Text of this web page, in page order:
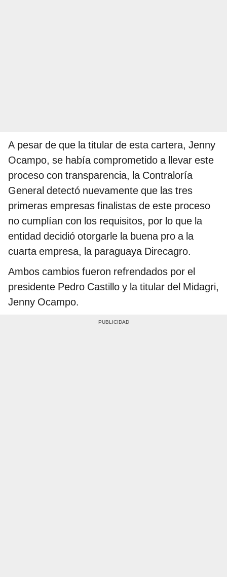
A pesar de que la titular de esta cartera, Jenny
Ocampo, se había comprometido a llevar este
proceso con transparencia, la Contraloría
General detectó nuevamente que las tres
primeras empresas finalistas de este proceso
no cumplían con los requisitos, por lo que la
entidad decidió otorgarle la buena pro a la
cuarta empresa, la paraguaya Direcagro.
Ambos cambios fueron refrendados por el
presidente Pedro Castillo y la titular del Midagri,
Jenny Ocampo.